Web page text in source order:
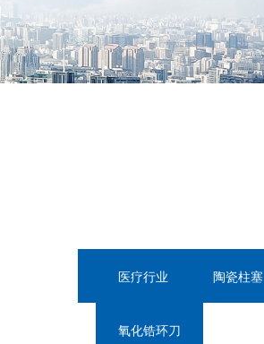
医疗行业 陶瓷柱塞
氧化锆环刀